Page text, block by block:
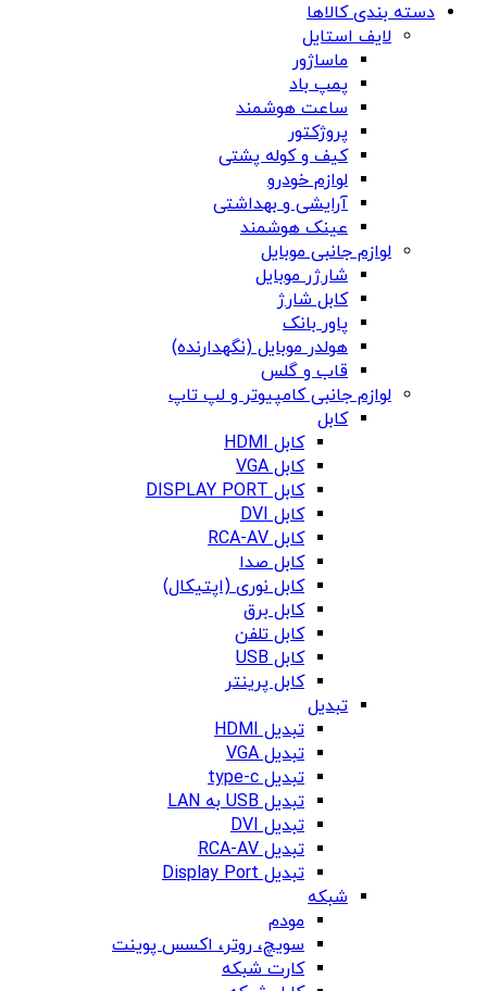
دسته بندی کالاها
لایف استایل
ماساژور
پمپ باد
ساعت هوشمند
پروژکتور
کیف و کوله پشتی
لوازم خودرو
آرایشی و بهداشتی
عینک هوشمند
لوازم جانبی موبایل
شارژر موبایل
کابل شارژ
پاور بانک
هولدر موبایل (نگهدارنده)
قاب و گلس
لوازم جانبی کامپیوتر و لپ تاپ
کابل
کابل HDMI
کابل VGA
کابل DISPLAY PORT
کابل DVI
کابل RCA-AV
کابل صدا
کابل نوری (اپتیکال)
کابل برق
کابل تلفن
کابل USB
کابل پرینتر
تبدیل
تبدیل HDMI
تبدیل VGA
تبدیل type-c
تبدیل USB به LAN
تبدیل DVI
تبدیل RCA-AV
تبدیل Display Port
شبکه
مودم
سویچ، روتر، اکسس پوینت
کارت شبکه